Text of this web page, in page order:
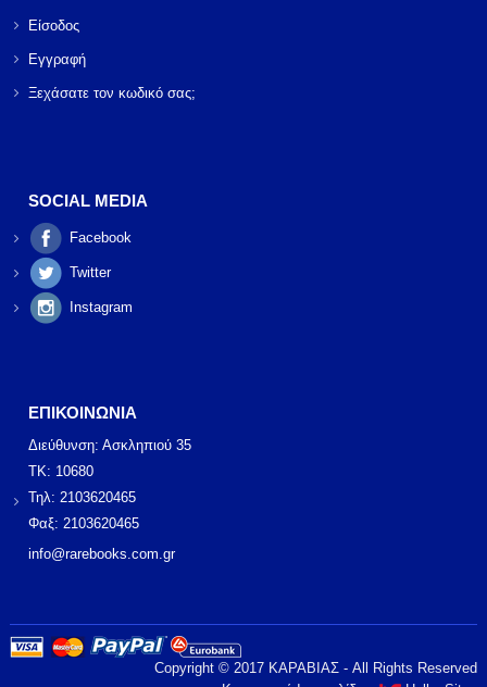
Είσοδος
Εγγραφή
Ξεχάσατε τον κωδικό σας;
SOCIAL MEDIA
Facebook
Twitter
Instagram
ΕΠΙΚΟΙΝΩΝΙΑ
Διεύθυνση: Ασκληπιού 35
ΤΚ: 10680
Τηλ: 2103620465
Φαξ: 2103620465
info@rarebooks.com.gr
Copyright © 2017 ΚΑΡΑΒΙΑΣ - All Rights Reserved